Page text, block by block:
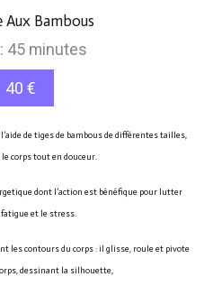
Aux Bambous
45 minutes
40 €
l’aide de tiges de bambous de différentes tailles,
corps tout en douceur.
dont l’action est bénéfique pour lutter
et le stress.
les contours du corps : il glisse, roule et pivote
dessinant la silhouette,